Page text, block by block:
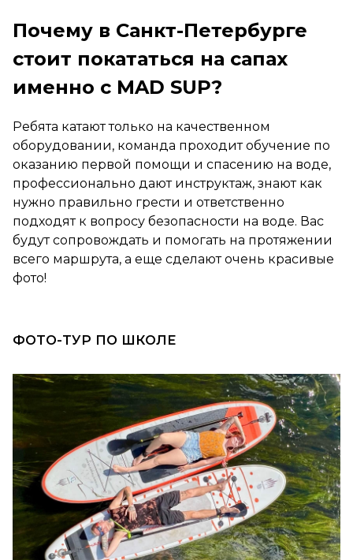
Почему в Санкт-Петербурге
стоит покататься на сапах
именно с MAD SUP?
Ребята катают только на качественном
оборудовании, команда проходит обучение по
оказанию первой помощи и спасению на воде,
профессионально дают инструктаж, знают как
нужно правильно грести и ответственно
подходят к вопросу безопасности на воде. Вас
будут сопровождать и помогать на протяжении
всего маршрута, а еще сделают очень красивые
фото!
ФОТО-ТУР ПО ШКОЛЕ